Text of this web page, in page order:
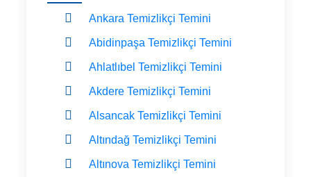
Ankara Temizlikçi Temini
Abidinpaşa Temizlikçi Temini
Ahlatlıbel Temizlikçi Temini
Akdere Temizlikçi Temini
Alsancak Temizlikçi Temini
Altındağ Temizlikçi Temini
Altınova Temizlikçi Temini